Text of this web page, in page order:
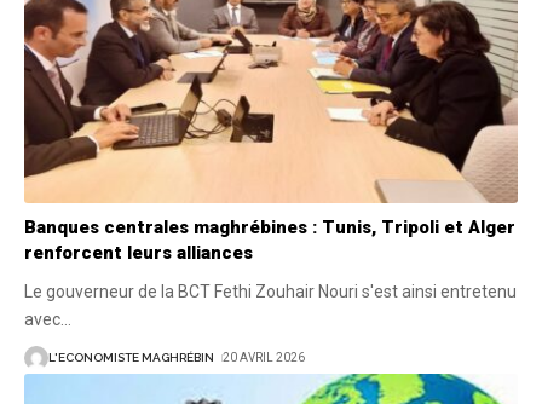
Banques centrales maghrébines : Tunis, Tripoli et Alger
renforcent leurs alliances
Le gouverneur de la BCT Fethi Zouhair Nouri s'est ainsi entretenu
avec
L'ECONOMISTE MAGHRÉBIN 20 AVRIL 2026